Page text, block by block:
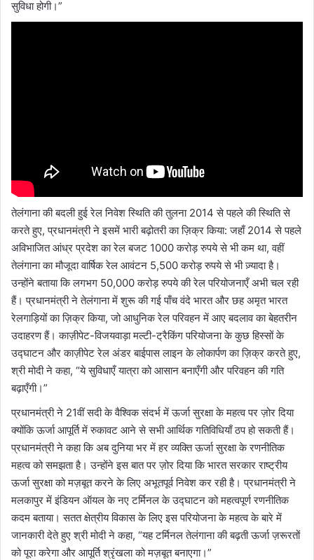
सुविधा होगी।”
तेलंगाना की बदली हुई रेल निवेश स्थिति की तुलना 2014 से पहले की स्थिति से
करते हुए, प्रधानमंत्री ने इसमें भारी बढ़ोतरी का ज़िक्र किया: जहाँ 2014 से पहले
अविभाजित आंध्र प्रदेश का रेल बजट 1000 करोड़ रुपये से भी कम था, वहीं
तेलंगाना का मौजूदा वार्षिक रेल आवंटन 5,500 करोड़ रुपये से भी ज़्यादा है।
उन्होंने बताया कि लगभग 50,000 करोड़ रुपये की रेल परियोजनाएँ अभी चल रही
हैं। प्रधानमंत्री ने तेलंगाना में शुरू की गई पाँच वंदे भारत और छह अमृत भारत
रेलगाड़ियों का ज़िक्र किया, जो आधुनिक रेल परिवहन में आए बदलाव का बेहतरीन
उदाहरण हैं। काज़ीपेट-विजयवाड़ा मल्टी-ट्रैकिंग परियोजना के कुछ हिस्सों के
उद्घाटन और काज़ीपेट रेल अंडर बाईपास लाइन के लोकार्पण का ज़िक्र करते हुए,
श्री मोदी ने कहा, “ये सुविधाएँ यात्रा को आसान बनाएँगी और परिवहन की गति
बढ़ाएँगी।”
प्रधानमंत्री ने 21वीं सदी के वैश्विक संदर्भ में ऊर्जा सुरक्षा के महत्व पर ज़ोर दिया
क्योंकि ऊर्जा आपूर्ति में रुकावट आने से सभी आर्थिक गतिविधियाँ ठप हो सकती हैं।
प्रधानमंत्री ने कहा कि अब दुनिया भर में हर व्यक्ति ऊर्जा सुरक्षा के रणनीतिक
महत्व को समझता है। उन्होंने इस बात पर ज़ोर दिया कि भारत सरकार राष्ट्रीय
ऊर्जा सुरक्षा को मज़बूत करने के लिए अभूतपूर्व निवेश कर रही है। प्रधानमंत्री ने
मलकापुर में इंडियन ऑयल के नए टर्मिनल के उद्घाटन को महत्वपूर्ण रणनीतिक
कदम बताया। सतत क्षेत्रीय विकास के लिए इस परियोजना के महत्व के बारे में
जानकारी देते हुए श्री मोदी ने कहा, “यह टर्मिनल तेलंगाना की बढ़ती ऊर्जा ज़रूरतों
को पूरा करेगा और आपूर्ति श्रृंखला को मज़बूत बनाएगा।”